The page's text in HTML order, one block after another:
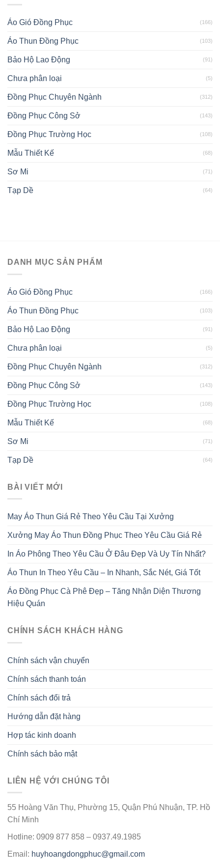
Áo Gió Đồng Phục (166)
Áo Thun Đồng Phục (103)
Bảo Hộ Lao Động (91)
Chưa phân loại (5)
Đồng Phục Chuyên Ngành (312)
Đồng Phục Công Sở (143)
Đồng Phục Trường Học (108)
Mẫu Thiết Kế (68)
Sơ Mi (71)
Tạp Dề (64)
DANH MỤC SẢN PHẨM
Áo Gió Đồng Phục (166)
Áo Thun Đồng Phục (103)
Bảo Hộ Lao Động (91)
Chưa phân loại (5)
Đồng Phục Chuyên Ngành (312)
Đồng Phục Công Sở (143)
Đồng Phục Trường Học (108)
Mẫu Thiết Kế (68)
Sơ Mi (71)
Tạp Dề (64)
BÀI VIẾT MỚI
May Áo Thun Giá Rẻ Theo Yêu Cầu Tại Xưởng
Xưởng May Áo Thun Đồng Phục Theo Yêu Cầu Giá Rẻ
In Áo Phông Theo Yêu Cầu Ở Đâu Đẹp Và Uy Tín Nhất?
Áo Thun In Theo Yêu Cầu – In Nhanh, Sắc Nét, Giá Tốt
Áo Đồng Phục Cà Phê Đẹp – Tăng Nhận Diện Thương
Hiệu Quán
CHÍNH SÁCH KHÁCH HÀNG
Chính sách vận chuyển
Chính sách thanh toán
Chính sách đổi trả
Hướng dẫn đặt hàng
Hợp tác kinh doanh
Chính sách bảo mật
LIÊN HỆ VỚI CHÚNG TÔI
55 Hoàng Văn Thụ, Phường 15, Quận Phú Nhuận, TP. Hồ
Chí Minh
Hotline: 0909 877 858 – 0937.49.1985
Email: huyhoangdongphuc@gmail.com